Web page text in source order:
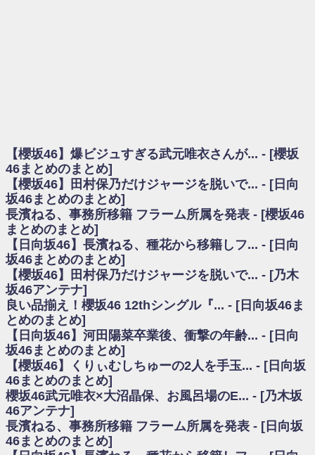
日向坂46まとめのまとめ / 【日向坂46】富田鈴花1st写真集、発売記念記者
会見の模様がこちら！
乃木坂欅坂まとめのまとめ / 【日向坂46】河田陽菜卒業の影響、ガチでデ
カそう...
欅坂あんてな ～欅坂46のニュース・情報・話題をピックアップ / れなッ
ピーズ集結！櫻坂46守屋麗奈×遠藤理子、8/6「ラヴィット！」水曜スタジオ出
演決定
欅坂/日向坂46まとめのまとめ / 【櫻坂46】田村保乃だけジャージを脱いで
いた理由
日向坂46まとめのまとめ / 【日向坂46】若林さん「笑えないぐらい師匠だ
から」佐々木久美と卒業後初の共演の様子がこちら！【激レアさん】
日向坂46まとめのまとめ / 【元日向坂46】情報解禁前で言えない！？丹生
ちゃん、メンバーと会った模様
乃木坂欅坂まとめのまとめ / 【日向坂46】この月、何かあるのか！？『お
願いバッハ！』ミーグリ日程がこちら
欅坂/日向坂46まとめのまとめ / 【櫻坂46】ミーグリで喧嘩！？山下瞳月、
これはマジギレしてる
乃木坂46アンテナ / 【櫻坂46】ハリソン守屋「ゆーづのせいです」【ラヴ
ィット!】
乃木坂あんてな ～乃木坂46・欅坂46・日向坂46のニュース・情報・話題
をピックアップ / 良い品揃え！櫻坂46 12thシングル『Make or Break』オフィ
シャルグッズ絶賛販売受付中
日向坂46まとめのまとめ / 【日向坂46】この月、何かあるのか！？『お願
いバッハ！』ミーグリ日程がこちら
【櫻坂46】爆ビジュすぎる武元唯衣さんが... - [櫻坂
46まとめのまとめ]
【櫻坂46】田村保乃だけジャージを脱いで... - [日向
坂46まとめのまとめ]
長濱ねる、事務所移籍 フラーム所属を発表 - [櫻坂46
まとめのまとめ]
【日向坂46】長濱ねる、種花から移籍しフ... - [日向
坂46まとめのまとめ]
【櫻坂46】田村保乃だけジャージを脱いで... - [乃木
坂46アンテナ]
良い品揃え！櫻坂46 12thシングル『... - [日向坂46ま
とめのまとめ]
【日向坂46】河田陽菜卒業後、衝撃の年齢... - [日向
坂46まとめのまとめ]
【櫻坂46】くりぃむしちゅーの2人を手玉... - [日向坂
46まとめのまとめ]
櫻坂46武元唯衣×大沼晶保、お風呂場のE... - [乃木坂
46アンテナ]
長濱ねる、事務所移籍 フラーム所属を発表 - [日向坂
46まとめのまとめ]